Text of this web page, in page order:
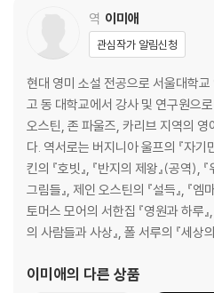
역 이미애
관심작가 알림신청
현대 영미 소설 전공으로 서울대학
고 동 대학교에서 강사 및 연구원으
오스틴, 존 파울즈, 카리브 지역의
다. 역서로는 버지니아 울프의 『자기
킨의 『호빗』, 『반지의 제왕』(공역),
그림들』, 제인 오스틴의 『설득』, 『엠
토머스 모어의 서한집 『영원과 하루
의 사람들과 사상』, 폴 서루의 『세상
이미애의 다른 상품